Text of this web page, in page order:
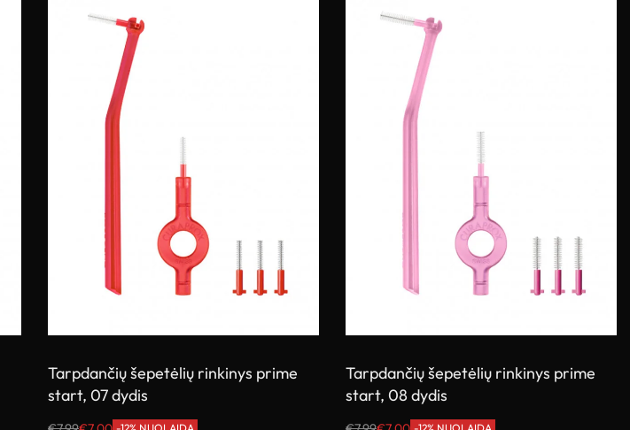
Tarpdančių šepetėlių rinkinys prime
start, 07 dydis
-12% NUOLAIDA
Tarpdančių šepetėlių rinkinys prime
start, 08 dydis
-12% NUOLAIDA